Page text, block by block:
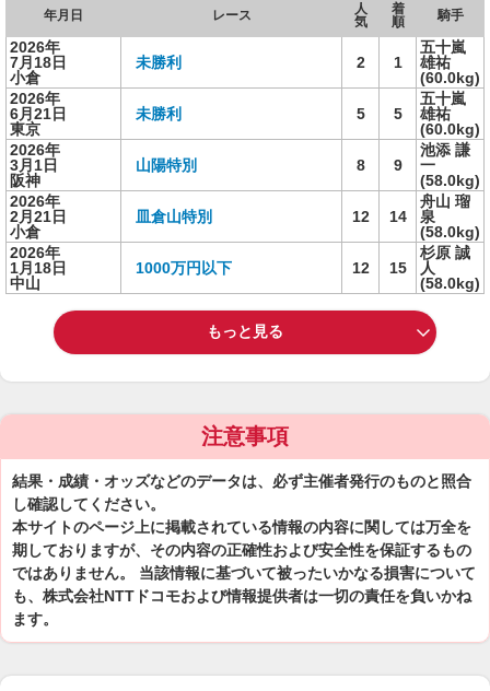
年月日 レース
人
気
着
順
騎手
2026年
7月18日
小倉
未勝利 2 1
五十嵐
雄祐
(60.0kg)
2026年
6月21日
東京
未勝利 5 5
五十嵐
雄祐
(60.0kg)
2026年
3月1日
阪神
山陽特別 8 9
池添 謙
一
(58.0kg)
2026年
2月21日
小倉
皿倉山特別 12 14
舟山 瑠
泉
(58.0kg)
2026年
1月18日
中山
1000万円以下 12 15
杉原 誠
人
(58.0kg)
もっと見る
注意事項
結果・成績・オッズなどのデータは、必ず主催者発行のものと照合
し確認してください。
本サイトのページ上に掲載されている情報の内容に関しては万全を
期しておりますが、その内容の正確性および安全性を保証するもの
ではありません。 当該情報に基づいて被ったいかなる損害について
も、株式会社NTTドコモおよび情報提供者は一切の責任を負いかね
ます。